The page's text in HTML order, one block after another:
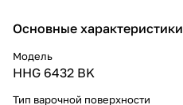
Основные характеристики
Модель
HHG 6432 BK
Тип варочной поверхности